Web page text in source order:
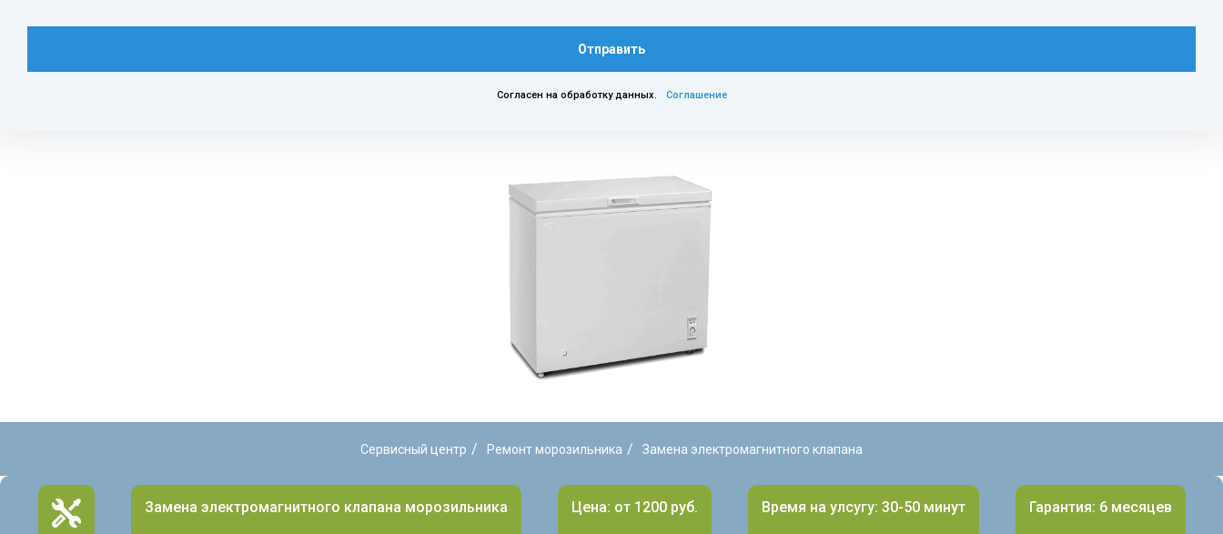
Отправить
Согласен на обработку данных. Соглашение
Сервисный центр / Ремонт морозильника / Замена электромагнитного клапана
Замена электромагнитного клапана морозильника Цена: от 1200 руб. Время на улсугу: 30-50 минут Гарантия: 6 месяцев